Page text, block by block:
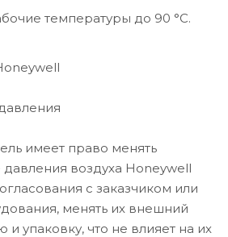
температуры до 90 °С.
имеет право менять
воздуха Honeywell
с заказчиком или
менять их внешний
упаковку, что не влияет на их